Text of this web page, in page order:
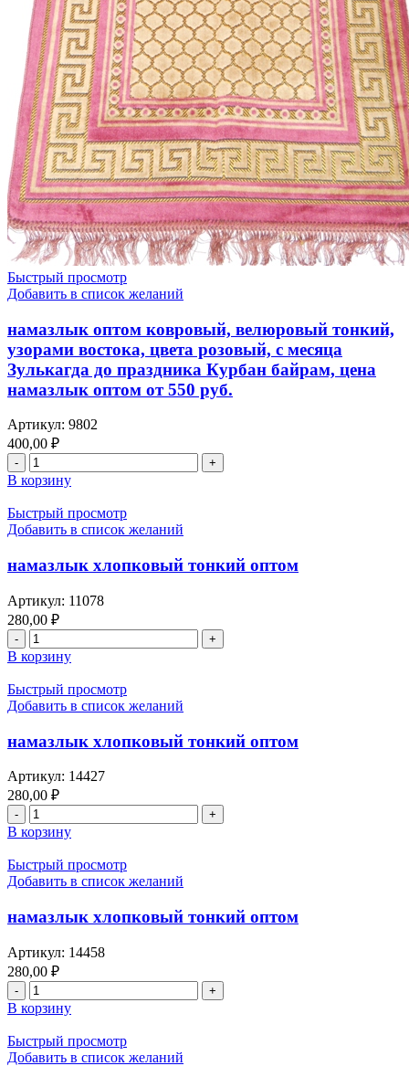
оптом
от
550
руб.
Быстрый просмотр
Добавить в список желаний
намазлык оптом ковровый, велюровый тонкий,
узорами востока, цвета розовый, с месяца
Зулькагда до праздника Курбан байрам, цена
намазлык оптом от 550 руб.
Артикул: 9802
400,00 ₽
Количество
товара
намазлык
оптом
ковровый,
тонкий,
узорами
востока,
цвета
розовый,
с
месяца
до
праздника
байрам,
намазлык
оптом
от
550
руб.
В корзину
Быстрый просмотр
Добавить в список желаний
намазлык хлопковый тонкий оптом
Артикул: 11078
280,00 ₽
Количество
товара
намазлык
хлопковый
тонкий
В корзину
Быстрый просмотр
Добавить в список желаний
намазлык хлопковый тонкий оптом
Артикул: 14427
280,00 ₽
Количество
товара
намазлык
хлопковый
тонкий
В корзину
Быстрый просмотр
Добавить в список желаний
намазлык хлопковый тонкий оптом
Артикул: 14458
280,00 ₽
Количество
товара
намазлык
хлопковый
тонкий
В корзину
Быстрый просмотр
Добавить в список желаний